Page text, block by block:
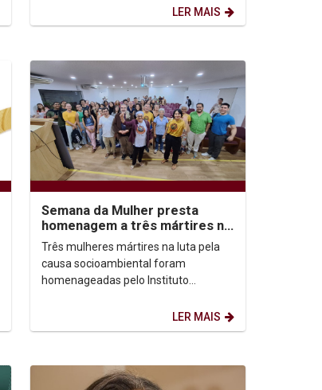
Mulheres Negras, intitulado...LER MAIS
Semana da Mulher presta
homenagem a três mártires na
luta pela causa socioambiental
Três mulheres mártires na luta pela
causa socioambiental foram
homenageadas pelo Instituto
terça-feira (18), durante a 23ª...LER MAIS